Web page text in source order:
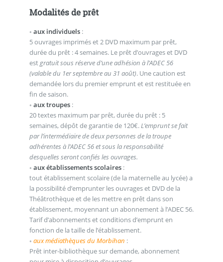
Modalités de prêt
◦ aux individuels:
5 ouvrages imprimés et 2 DVD maximum par prêt,
durée du prêt : 4 semaines. Le prêt d’ouvrages et DVD
estgratuit sous réserve d’une adhésion à l’ADEC 56
(valable du 1er septembre au 31 août). Une caution est
demandée lors du premier emprunt et est restituée en
fin de saison.
◦ aux troupes:
20 textes maximum par prêt, durée du prêt : 5
semaines, dépôt de garantie de 120€.L’emprunt se fait
par l’intermédiaire de deux personnes de la troupe
adhérentes à l’ADEC 56 et sous la responsabilité
desquelles seront confiés les ouvrages.
◦ aux établissements scolaires:
tout établissement scolaire (de la maternelle au lycée) a
la possibilité d’emprunter les ouvrages et DVD de la
Théâtrothèque et de les mettre en prêt dans son
établissement, moyennant un abonnement à l’ADEC 56.
Tarif d’abonnements et conditions d’emprunt en
fonction de la taille de l’établissement.
◦ aux médiathèques du Morbihan :
Prêt inter-bibliothèque sur demande, abonnement